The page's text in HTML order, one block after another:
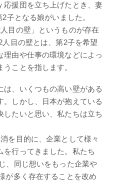
援団を立ち上げたとき、妻
子となる娘がいました。
目の壁」というものが存在
目の壁とは、第2子を希望
理由や仕事の環境などによっ
ことを指します。
は、いくつもの高い壁がある
。しかし、日本が抱えている
したいと思い、私たちは立ち
を目的に、企業として様々
を行ってきました。私たち
、同じ想いをもった企業や
が多く存在することを改め